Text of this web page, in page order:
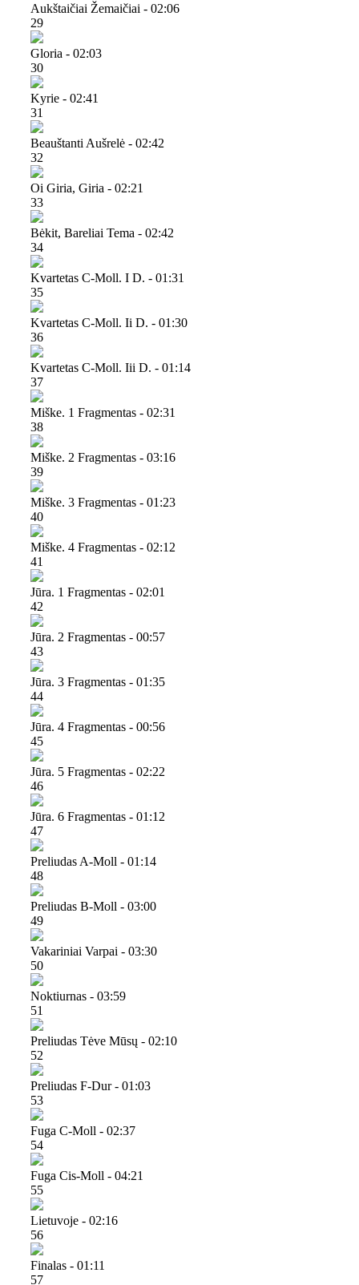
Aukštaičiai Žemaičiai - 02:06
29
Gloria - 02:03
30
Kyrie - 02:41
31
Beauštanti Aušrelė - 02:42
32
Oi Giria, Giria - 02:21
33
Bėkit, Bareliai Tema - 02:42
34
Kvartetas C-Moll. I D. - 01:31
35
Kvartetas C-Moll. Ii D. - 01:30
36
Kvartetas C-Moll. Iii D. - 01:14
37
Miške. 1 Fragmentas - 02:31
38
Miške. 2 Fragmentas - 03:16
39
Miške. 3 Fragmentas - 01:23
40
Miške. 4 Fragmentas - 02:12
41
Jūra. 1 Fragmentas - 02:01
42
Jūra. 2 Fragmentas - 00:57
43
Jūra. 3 Fragmentas - 01:35
44
Jūra. 4 Fragmentas - 00:56
45
Jūra. 5 Fragmentas - 02:22
46
Jūra. 6 Fragmentas - 01:12
47
Preliudas A-Moll - 01:14
48
Preliudas B-Moll - 03:00
49
Vakariniai Varpai - 03:30
50
Noktiurnas - 03:59
51
Preliudas Tėve Mūsų - 02:10
52
Preliudas F-Dur - 01:03
53
Fuga C-Moll - 02:37
54
Fuga Cis-Moll - 04:21
55
Lietuvoje - 02:16
56
Finalas - 01:11
57